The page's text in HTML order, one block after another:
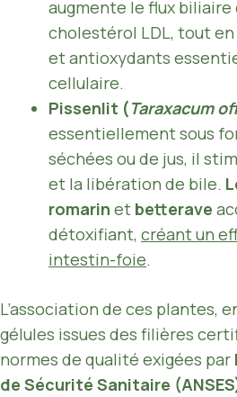
augmente le flux
cholestérol LDL, tout
et antioxydants
cellulaire.
Pissenlit (Taraxacum
essentiellement sous
séchées ou de jus, il
et la libération de bile.
romarin et betterave
détoxifiant, créant un
intestin-foie.
L’association de ces plantes,
gélules issues des filières
normes de qualité exigées par
de Sécurité Sanitaire